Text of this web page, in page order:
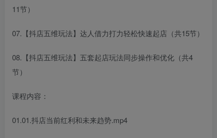
11节）
07.【抖店五维玩法】达人借力打力轻松快速起店（共15节）
08.【抖店五维玩法】五套起店玩法同步操作和优化（共4
节）
课程内容：
01.01.抖店当前红利和未来趋势.mp4